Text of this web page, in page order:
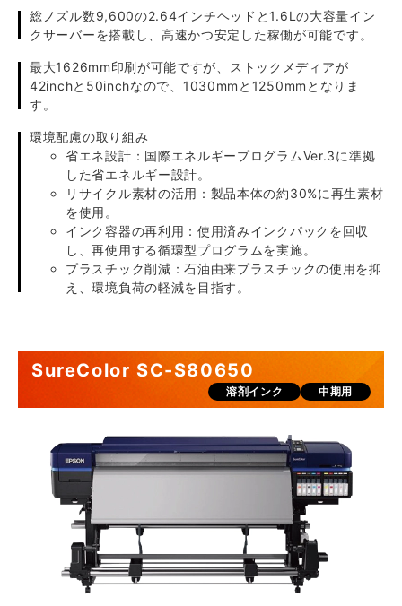
総ノズル数9,600の2.64インチヘッドと1.6Lの大容量イン
クサーバーを搭載し、高速かつ安定した稼働が可能です。
最大1626mm印刷が可能ですが、ストックメディアが
42inchと50inchなので、1030mmと1250mmとなりま
す。
環境配慮の取り組み
省エネ設計：国際エネルギープログラムVer.3に準拠
した省エネルギー設計。
リサイクル素材の活用：製品本体の約30%に再生素材
を使用。
インク容器の再利用：使用済みインクパックを回収
し、再使用する循環型プログラムを実施。
プラスチック削減：石油由来プラスチックの使用を抑
え、環境負荷の軽減を目指す。
SureColor SC-S80650
溶剤インク 中期用